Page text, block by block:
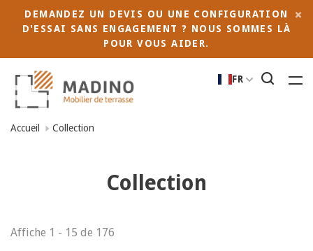
DEMANDEZ UN DEVIS OU UNE CONFIGURATION
D'ESSAI SANS ENGAGEMENT ? NOUS SOMMES LÀ
POUR VOUS AIDER.
FR
Accueil Collection
Collection
Affiche 1 - 15 de 176